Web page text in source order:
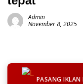
Admin
November 8, 2025
PASANG